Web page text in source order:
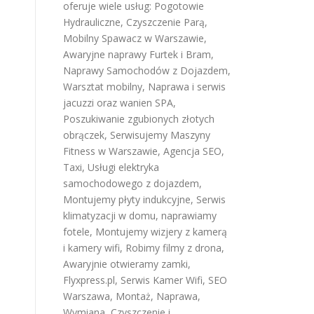
oferuje wiele usług: Pogotowie
Hydrauliczne, Czyszczenie Parą,
Mobilny Spawacz w Warszawie,
Awaryjne naprawy Furtek i Bram,
Naprawy Samochodów z Dojazdem,
Warsztat mobilny, Naprawa i serwis
jacuzzi oraz wanien SPA,
Poszukiwanie zgubionych złotych
obrączek, Serwisujemy Maszyny
Fitness w Warszawie, Agencja SEO,
Taxi, Usługi elektryka
samochodowego z dojazdem,
Montujemy płyty indukcyjne, Serwis
klimatyzacji w domu, naprawiamy
fotele, Montujemy wizjery z kamerą
i kamery wifi, Robimy filmy z drona,
Awaryjnie otwieramy zamki,
Flyxpress.pl, Serwis Kamer Wifi, SEO
Warszawa, Montaż, Naprawa,